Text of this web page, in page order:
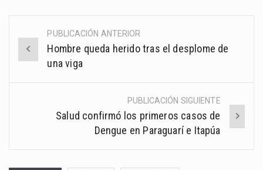
Post
navigation
PUBLICACIÓN ANTERIOR
Hombre queda herido tras el desplome de
una viga
PUBLICACIÓN SIGUIENTE
Salud confirmó los primeros casos de
Dengue en Paraguarí e Itapúa